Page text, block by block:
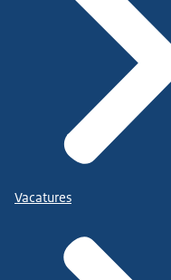
Vacatures